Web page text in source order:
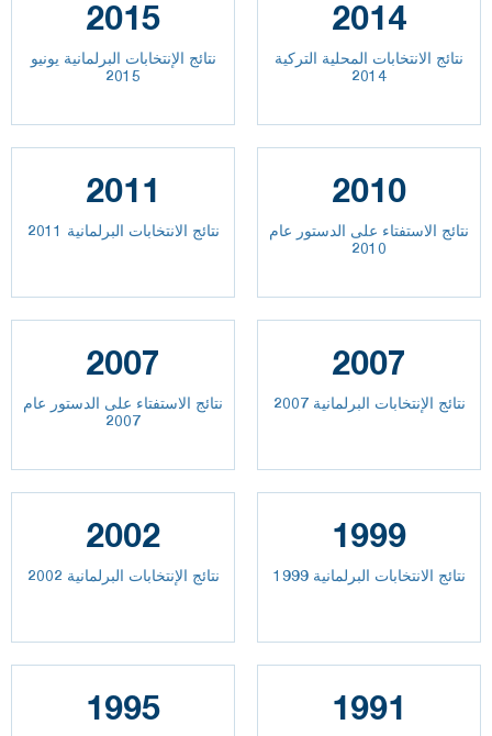
2015
نتائج الإنتخابات البرلمانية يونيو
2015
2014
نتائج الانتخابات المحلية التركية
2014
2011
نتائج الانتخابات البرلمانية 2011
2010
نتائج الاستفتاء على الدستور عام
2010
2007
نتائج الاستفتاء على الدستور عام
2007
2007
نتائج الإنتخابات البرلمانية 2007
2002
نتائج الإنتخابات البرلمانية 2002
1999
نتائج الانتخابات البرلمانية 1999
1995 1991